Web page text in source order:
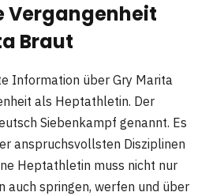
Vergangenheit
Braut
Information über Gry Marita
als Heptathletin. Der
Siebenkampf genannt. Es
anspruchsvollsten Disziplinen
Heptathletin muss nicht nur
auch springen, werfen und über